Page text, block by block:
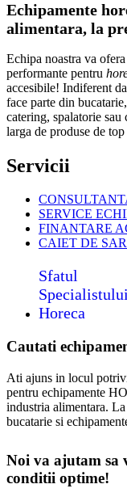
Echipamente
alimentara, la
Echipa noastra va
performante pentru
accesibile! Indiferent
face parte din
catering, spalatorie
larga de produse de
Servicii
SERVICE
FINANTARE
CAIET DE
Sfatul
Specialistului
Horeca
Cautati
Ati ajuns in locul
pentru echipamente
industria alimentara.
bucatarie si
Noi va ajutam sa
conditii optime!